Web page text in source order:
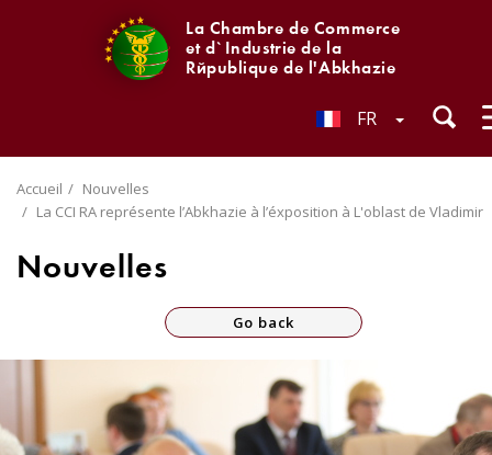
La Chambre de Commerce
et d`Industrie de la
République de l'Abkhazie
FR
Accueil
Nouvelles
La CCI RA représente l’Abkhazie à l’éxposition à L'oblast de Vladimir
Nouvelles
Go back